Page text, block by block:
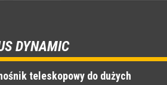
DYNAMIC
teleskopowy do dużych